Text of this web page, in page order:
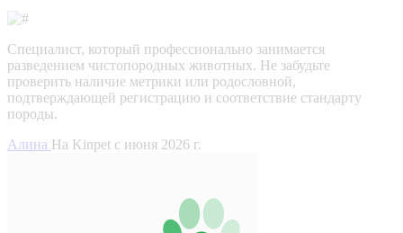
Специалист, который профессионально занимается
разведением чистопородных животных. Не забудьте
проверить наличие метрики или родословной,
подтверждающей регистрацию и соответствие стандарту
породы.
Алина На Kinpet c июня 2026 г.